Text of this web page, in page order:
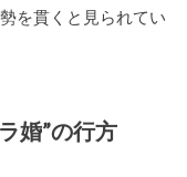
を貫くと見られてい
婚”の行方